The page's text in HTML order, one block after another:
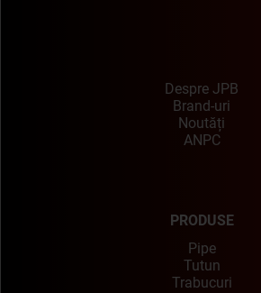
Despre JPB
Brand-uri
Noutăți
ANPC
PRODUSE
Pipe
Tutun
Trabucuri